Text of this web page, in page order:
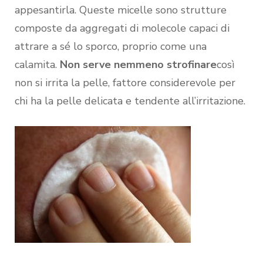
appesantirla. Queste micelle sono strutture
composte da aggregati di molecole capaci di
attrare a sé lo sporco, proprio come una
calamita. Non serve nemmeno strofinarecosì
non si irrita la pelle, fattore considerevole per
chi ha la pelle delicata e tendente all’irritazione.